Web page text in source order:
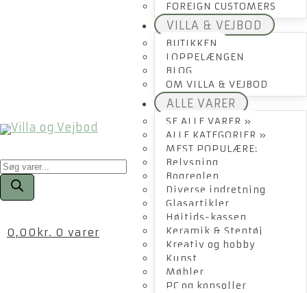
Products
search
0,00 kr. 0 varer
FOREIGN CUSTOMERS
VILLA & VEJBOD
BUTIKKEN
LOPPELÆNGEN
BLOG
OM VILLA & VEJBOD
ALLE VARER
SE ALLE VARER »
ALLE KATEGORIER »
MEST POPULÆRE:
Belysning
Bogreolen
Diverse indretning
Glasartikler
Højtids-kassen
Keramik & Stentøj
Kreativ og hobby
Kunst
Møbler
PC og konsoller